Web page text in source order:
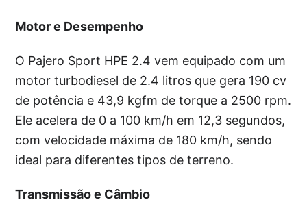
Motor e Desempenho
O Pajero Sport HPE 2.4 vem equipado com um
motor turbodiesel de 2.4 litros que gera 190 cv
de potência e 43,9 kgfm de torque a 2500 rpm.
Ele acelera de 0 a 100 km/h em 12,3 segundos,
com velocidade máxima de 180 km/h, sendo
ideal para diferentes tipos de terreno.
Transmissão e Câmbio